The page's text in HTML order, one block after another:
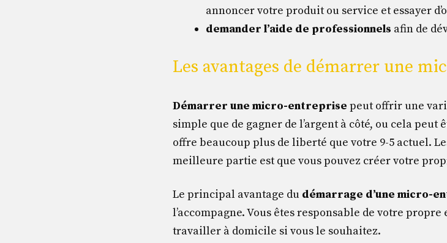
annoncer votre produit ou service et essayer
demander l’aide de professionnels afin de
Les avantages de démarrer une
Démarrer une micro-entreprise peut offrir une
simple que de gagner de l’argent à côté, ou cela
offre beaucoup plus de liberté que votre 9-5 actuel.
meilleure partie est que vous pouvez créer votre
Le principal avantage du démarrage d’une micro-
l’accompagne. Vous êtes responsable de votre
travailler à domicile si vous le souhaitez.